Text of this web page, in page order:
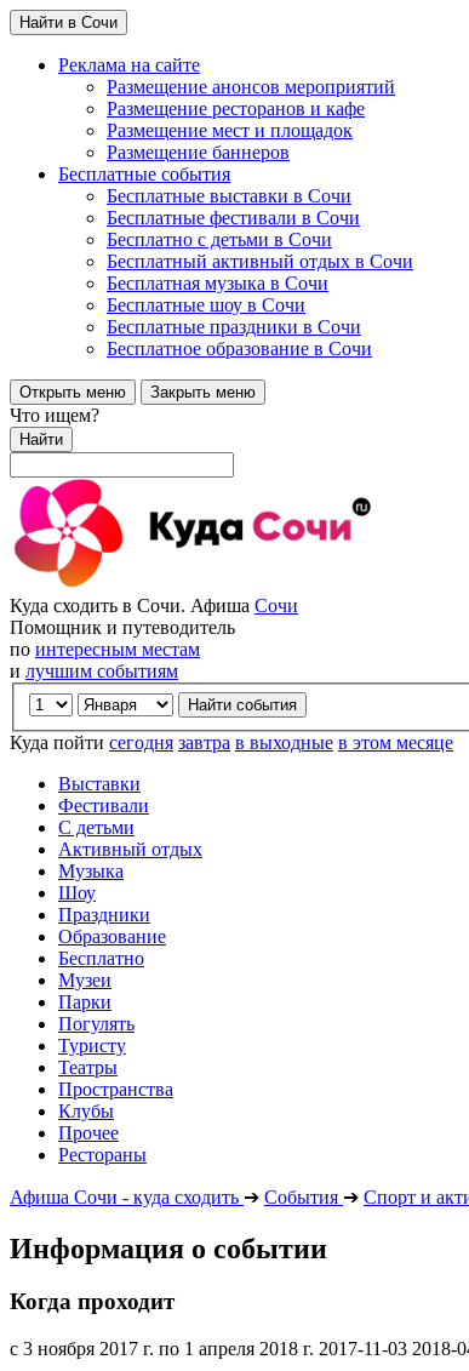
Найти в Сочи
Реклама на сайте
Размещение анонсов мероприятий
Размещение ресторанов и кафе
Размещение мест и площадок
Размещение баннеров
Бесплатные события
Бесплатные выставки в Сочи
Бесплатные фестивали в Сочи
Бесплатно с детьми в Сочи
Бесплатный активный отдых в Сочи
Бесплатная музыка в Сочи
Бесплатные шоу в Сочи
Бесплатные праздники в Сочи
Бесплатное образование в Сочи
Открыть меню Закрыть меню
Что ищем?
Найти
Куда сходить в Сочи. Афиша Сочи
Помощник и путеводитель
по интересным местам
и лучшим событиям
Куда пойти сегодня завтра в выходные в этом месяце
Выставки
Фестивали
С детьми
Активный отдых
Музыка
Шоу
Праздники
Образование
Бесплатно
Музеи
Парки
Погулять
Туристу
Театры
Пространства
Клубы
Прочее
Рестораны
Афиша Сочи - куда сходить ➔ События ➔ Спорт и
Информация о событии
Когда проходит
с 3 ноября 2017 г. по 1 апреля 2018 г. 2017-11-03 2018-